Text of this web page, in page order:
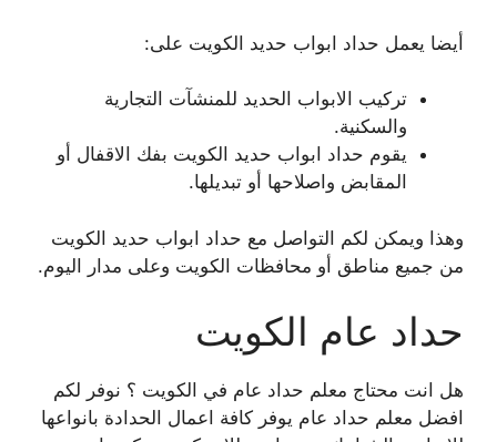
أيضا يعمل حداد ابواب حديد الكويت على:
تركيب الابواب الحديد للمنشآت التجارية
والسكنية.
يقوم حداد ابواب حديد الكويت بفك الاقفال أو
المقابض واصلاحها أو تبديلها.
وهذا ويمكن لكم التواصل مع حداد ابواب حديد الكويت
من جميع مناطق أو محافظات الكويت وعلى مدار اليوم.
حداد عام الكويت
هل انت محتاج معلم حداد عام في الكويت ؟ نوفر لكم
افضل معلم حداد عام يوفر كافة اعمال الحدادة بانواعها